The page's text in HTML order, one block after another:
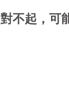
對不起，可